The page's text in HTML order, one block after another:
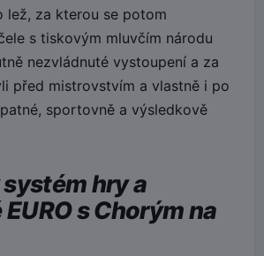
lež, za kterou se potom
s tiskovým mluvčím národu
nezvládnuté vystoupení a za
před mistrovstvím a vlastně i po
sportovně a výsledkově
hry a
s Chorým na